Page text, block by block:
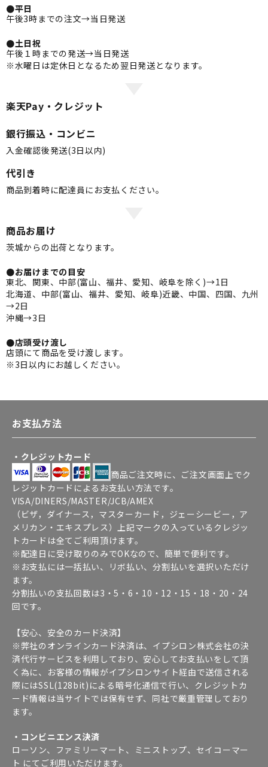
●平日
午後3時までの注文→当日発送
●土日祝
午後１時までの発送→当日発送
※水曜日は定休日となるため翌日発送となります。
楽天Pay・クレジット
銀行振込・コンビニ
入金確認後発送(3日以内)
代引き
商品到着時に配達員にお支払ください。
商品お届け
茨城からの出荷となります。
●お届けまでの目安
東北、関東、中部(富山、福井、愛知、岐阜を除く)→1日
北海道、中部(富山、福井、愛知、岐阜)近畿、中国、四国、九州
→2日
沖縄→3日
●店頭受け渡し
店頭にて商品を受け渡します。
※3日以内にお越しください。
お支払方法
・クレジットカード
商品ご注文時に、ご注文画面上でク
レジットカードによるお支払い方法です。
VISA/DINERS/MASTER/JCB/AMEX
（ビザ，ダイナース，マスターカード，ジェーシービー，ア
メリカン・エキスプレス）上記マークの入っているクレジッ
トカードは全てご利用頂けます。
※配達日に受け取りのみでOKなので、簡単で便利です。
※お支払には一括払い、リボ払い、分割払いを選択いただけ
ます。
分割払いの支払回数は3・5・6・10・12・15・18・20・24
回です。
【安心、安全のカード決済】
※弊社のオンラインカード決済は、イプシロン株式会社の決
済代行サービスを利用しており、安心してお支払いをして頂
く為に、お客様の情報がイプシロンサイト経由で送信される
際にはSSL(128bit)による暗号化通信で行い、クレジットカ
ード情報は当サイトでは保有せず、同社で厳重管理しており
ます。
・コンビニエンス決済
ローソン、ファミリーマート、ミニストップ、セイコーマー
ト にてご利用いただけます。